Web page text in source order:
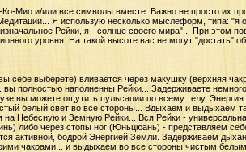
Мио и/или все символы вместе. Важно не просто их
Я использую несколько мыслеформ, типа: "я
Рейки, я - солнце своего мира"... При этом
уровня. На такой высоте вас не могут
себе выберете) вливается через макушку (верхняя
полностью наполненны Рейки... Задерживаете
вы можете ощутить пульсации по всему телу, Энергия
белый свет во все стороны... Вдыхаем и выдыхаем
на Небесную и Земную Рейки... Вся Рейки -
либо через стопы ног (Юньцюань) - представляем
активной, бодрой Энергией Земли. Задерживаем
чакрами... и выдыхаем во все стороны чистым